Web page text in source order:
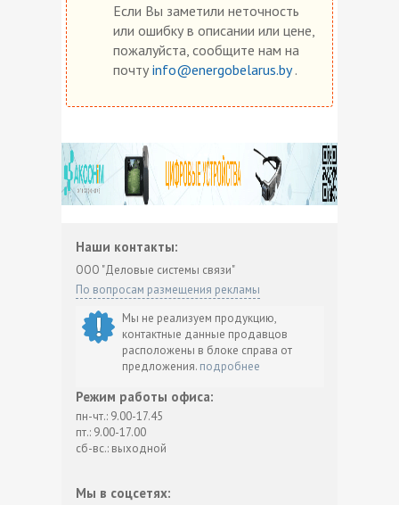
Если Вы заметили неточность
или ошибку в описании или цене,
пожалуйста, сообщите нам на
почту info@energobelarus.by.
Наши контакты:
ООО "Деловые системы связи"
По вопросам размещения рекламы
Мы не реализуем продукцию,
контактные данные продавцов
расположены в блоке справа от
предложения. подробнее
Режим работы офиса:
пн-чт.: 9.00-17.45
пт.: 9.00-17.00
сб-вс.: выходной
Мы в соцсетях: